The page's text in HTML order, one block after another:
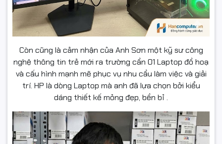
Còn cũng là cảm nhận của Anh Sơn một kỹ sư công
nghệ thông tin trẻ mới ra trường cần 01 Laptop đồ hoạ
và cấu hình mạnh mẽ phục vụ nhu cầu làm việc và giải
trí. HP là dòng Laptop mà anh đã lựa chọn bởi kiểu
dáng thiết kế mỏng đẹp, bền bỉ .